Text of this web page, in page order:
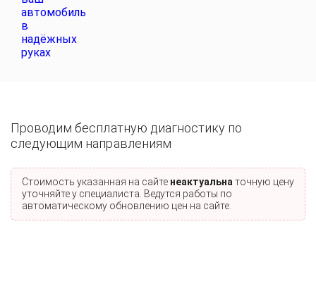
Проводим бесплатную диагностику по
следующим направлениям
Стоимость указанная на сайте неактуальна точную цену
уточняйте у специалиста. Ведутся работы по
автоматическому обновлению цен на сайте.